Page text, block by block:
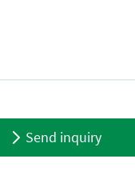
Trelleborg & 380/
Send inquiry